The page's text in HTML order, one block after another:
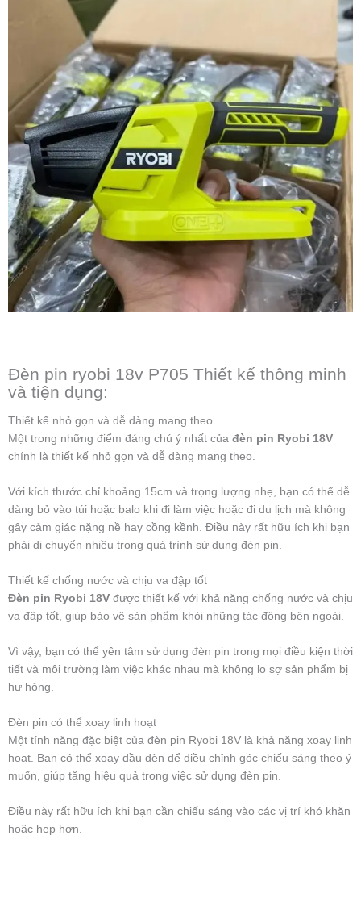
Đèn pin ryobi 18v P705 Thiết kế thông minh
và tiện dụng:
Thiết kế nhỏ gọn và dễ dàng mang theo
Một trong những điểm đáng chú ý nhất của đèn pin Ryobi 18V
chính là thiết kế nhỏ gọn và dễ dàng mang theo.
Với kích thước chỉ khoảng 15cm và trọng lượng nhẹ, bạn có thể dễ
dàng bỏ vào túi hoặc balo khi đi làm việc hoặc đi du lịch mà không
gây cảm giác nặng nề hay cồng kềnh. Điều này rất hữu ích khi bạn
phải di chuyển nhiều trong quá trình sử dụng đèn pin.
Thiết kế chống nước và chịu va đập tốt
Đèn pin Ryobi 18V được thiết kế với khả năng chống nước và chịu
va đập tốt, giúp bảo vệ sản phẩm khỏi những tác động bên ngoài.
Vì vậy, bạn có thể yên tâm sử dụng đèn pin trong mọi điều kiện thời
tiết và môi trường làm việc khác nhau mà không lo sợ sản phẩm bị
hư hỏng.
Đèn pin có thể xoay linh hoạt
Một tính năng đặc biệt của đèn pin Ryobi 18V là khả năng xoay linh
hoạt. Bạn có thể xoay đầu đèn để điều chỉnh góc chiếu sáng theo ý
muốn, giúp tăng hiệu quả trong việc sử dụng đèn pin.
Điều này rất hữu ích khi bạn cần chiếu sáng vào các vị trí khó khăn
hoặc hẹp hơn.